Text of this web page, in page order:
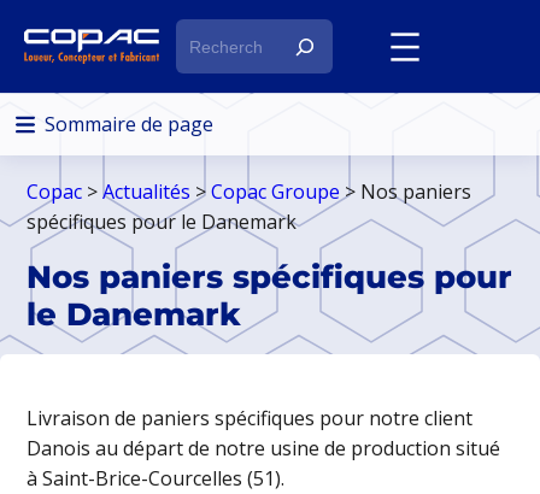
R
e
c
h
e
r
c
h
e
Copac >Actualités >Copac Groupe> Nos paniers
spécifiques pour le Danemark
Nos paniers spécifiques pour
le Danemark
Sommaire de page
Livraison de paniers spécifiques pour notre client
Danois au départ de notre usine de production situé
à Saint-Brice-Courcelles (51).